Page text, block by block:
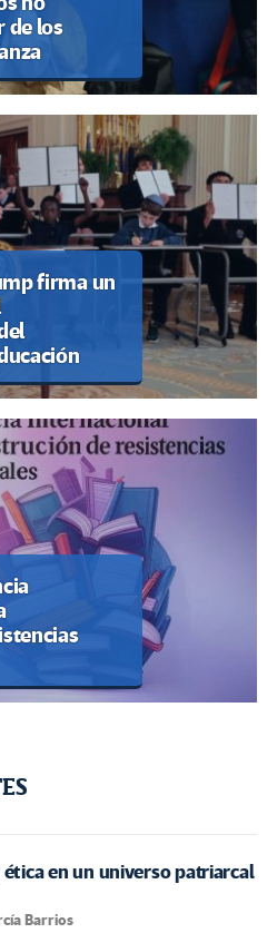
de los
firma un
ética en un universo patriarcal
Barrios